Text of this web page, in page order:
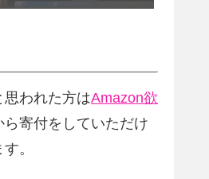
をDIY
われた方はAmazon欲
ら寄付をしていただけ
。